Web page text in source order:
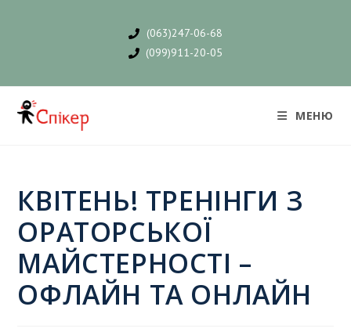
(063)247-06-68
(099)911-20-05
МЕНЮ
КВІТЕНЬ! ТРЕНІНГИ З
ОРАТОРСЬКОЇ
МАЙСТЕРНОСТІ –
ОФЛАЙН ТА ОНЛАЙН